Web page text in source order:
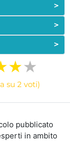
>
>
>
su 2 voti)
pubblicato
in ambito